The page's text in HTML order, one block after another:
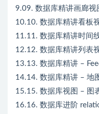
9.09. 数据库精讲画廊视
10.10. 数据库精讲看板
11.11. 数据库精讲时间
12.12. 数据库精讲列表
13.13. 数据库精讲 –
14.14. 数据库精讲 – 地
15.15. 数据库视图 – 图
16.16. 数据库进阶